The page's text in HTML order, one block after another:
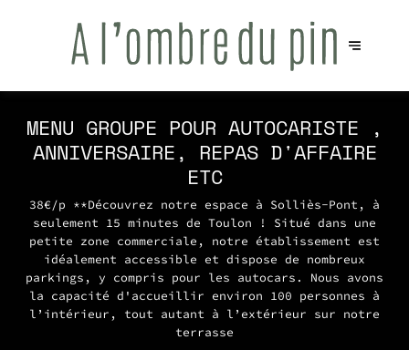
MENU GROUPE POUR AUTOCARISTE ,
ANNIVERSAIRE, REPAS D'AFFAIRE
ETC
38€/p **Découvrez notre espace à Solliès-Pont, à
seulement 15 minutes de Toulon ! Situé dans une
petite zone commerciale, notre établissement est
idéalement accessible et dispose de nombreux
parkings, y compris pour les autocars. Nous avons
la capacité d'accueillir environ 100 personnes à
l’intérieur, tout autant à l’extérieur sur notre
terrasse